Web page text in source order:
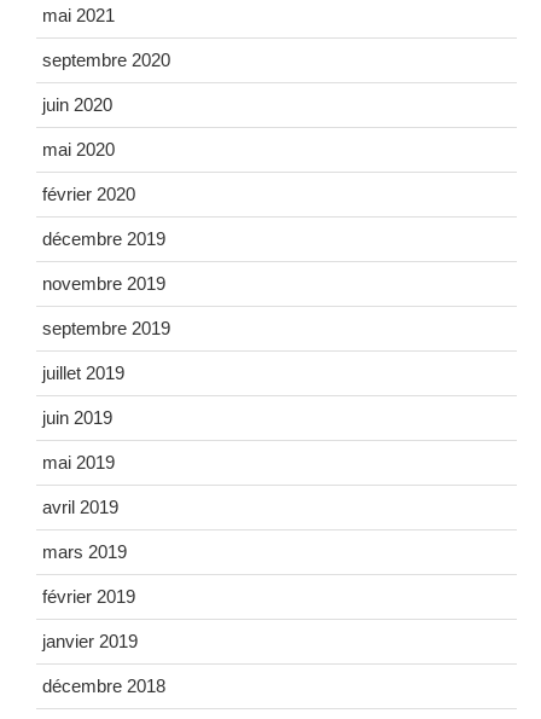
mai 2021
septembre 2020
juin 2020
mai 2020
février 2020
décembre 2019
novembre 2019
septembre 2019
juillet 2019
juin 2019
mai 2019
avril 2019
mars 2019
février 2019
janvier 2019
décembre 2018